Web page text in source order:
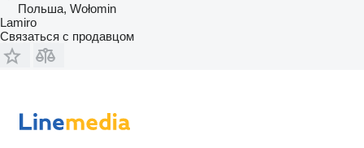
Польша, Wołomin
Lamiro
Связаться с продавцом